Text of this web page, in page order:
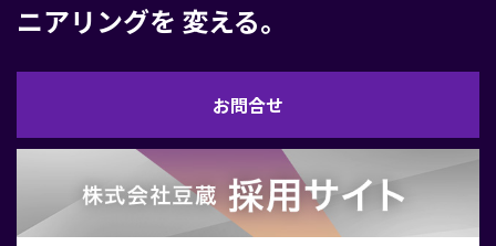
ニアリングを 変える。
お問合せ